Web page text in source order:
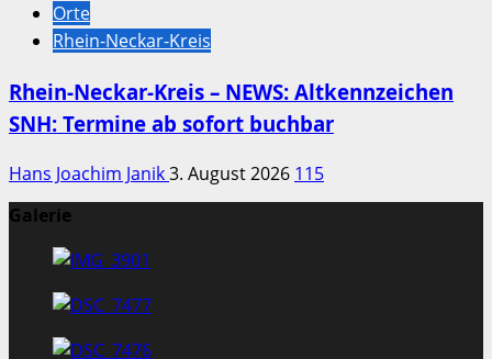
Orte
Rhein-Neckar-Kreis
Rhein-Neckar-Kreis – NEWS: Altkennzeichen
SNH: Termine ab sofort buchbar
Hans Joachim Janik3. August 2026 115
Galerie